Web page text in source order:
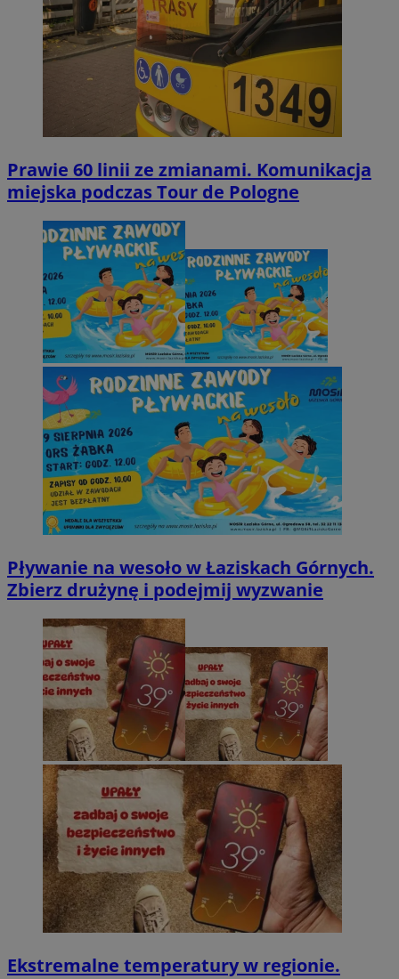
Prawie 60 linii ze zmianami. Komunikacja
miejska podczas Tour de Pologne
Pływanie na wesoło w Łaziskach Górnych.
Zbierz drużynę i podejmij wyzwanie
Ekstremalne temperatury w regionie.